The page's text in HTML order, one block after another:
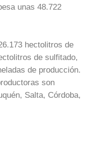
unas 48.722
hectolitros de
de sulfitado,
de producción.
son
Salta, Córdoba,